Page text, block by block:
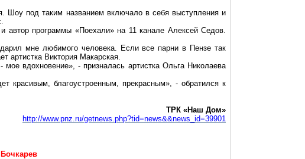
Шоу под таким названием включало в себя выступления и
программы «Поехали» на 11 канале Алексей Седов.
мне любимого человека. Если все парни в Пензе так
артистка Виктория Макарская.
вдохновение», - призналась артистка Ольга Николаева
красивым, благоустроенным, прекрасным», - обратился к
ТРК «Наш Дом»
http://www.pnz.ru/getnews.php?tid=news&&news_id=39901